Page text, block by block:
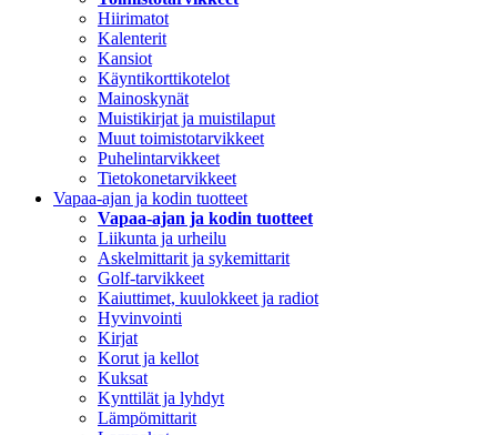
Hiirimatot
Kalenterit
Kansiot
Käyntikorttikotelot
Mainoskynät
Muistikirjat ja muistilaput
Muut toimistotarvikkeet
Puhelintarvikkeet
Tietokonetarvikkeet
Vapaa-ajan ja kodin tuotteet
Vapaa-ajan ja kodin tuotteet
Liikunta ja urheilu
Askelmittarit ja sykemittarit
Golf-tarvikkeet
Kaiuttimet, kuulokkeet ja radiot
Hyvinvointi
Kirjat
Korut ja kellot
Kuksat
Kynttilät ja lyhdyt
Lämpömittarit